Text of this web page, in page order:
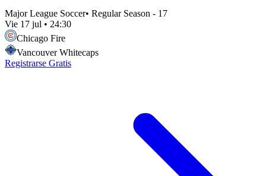
Major League Soccer• Regular Season - 17
Vie 17 jul • 24:30
Chicago Fire
Vancouver Whitecaps
Registrarse Gratis